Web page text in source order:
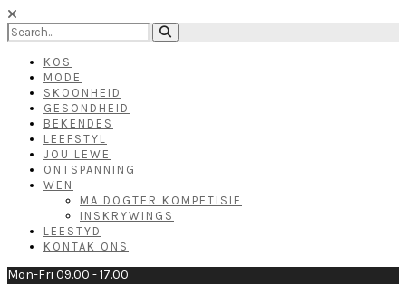
KOS
MODE
SKOONHEID
GESONDHEID
BEKENDES
LEEFSTYL
JOU LEWE
ONTSPANNING
WEN
MA DOGTER KOMPETISIE
INSKRYWINGS
LEESTYD
KONTAK ONS
Mon-Fri 09.00 - 17.00